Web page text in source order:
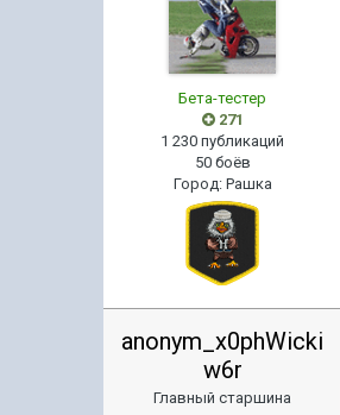
Бета-тестер
271
1 230 публикаций
50 боёв
Город: Рашка
anonym_x0phWicki
w6r
Главный старшина